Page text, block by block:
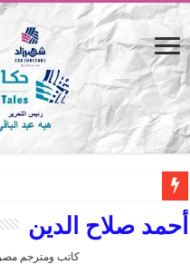
المصيف.. من كرسي على الشاطئ
القاهرة «ألف ليلة وليلة».. كيف
أحمد صلاح الدين
كاتب ومترجم